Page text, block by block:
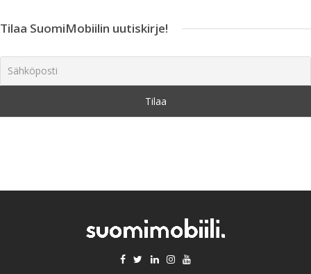
Tilaa SuomiMobiilin uutiskirje!